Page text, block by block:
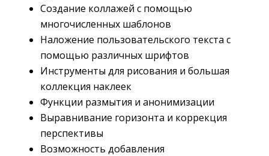
Создание коллажей с помощью
многочисленных шаблонов
Наложение пользовательского текста с
помощью различных шрифтов
Инструменты для рисования и большая
коллекция наклеек
Функции размытия и анонимизации
Выравнивание горизонта и коррекция
перспективы
Возможность добавления